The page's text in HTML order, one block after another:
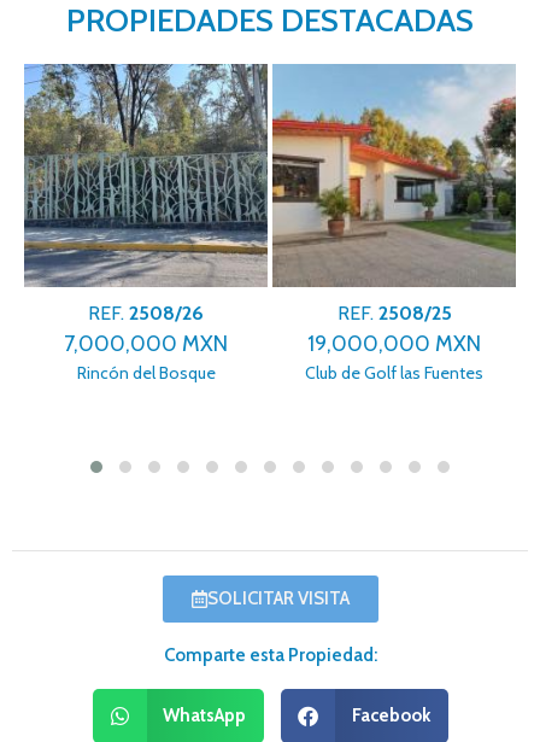
PROPIEDADES DESTACADAS
REF. 2508/26
7,000,000 MXN
Rincón del Bosque
REF. 2508/25
19,000,000 MXN
Club de Golf las Fuentes
SOLICITAR VISITA
Comparte esta Propiedad:
WhatsApp Facebook